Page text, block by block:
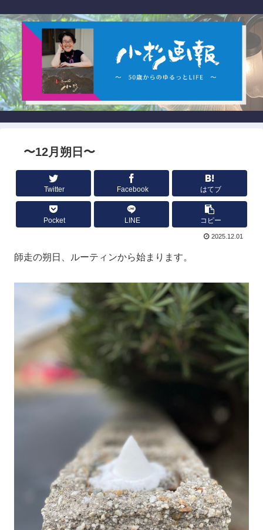
〜12月朔日〜
Twitter Facebook はてブ
Pocket LINE コピー
2025.12.01
師走の朔日、ルーティンから始まります。